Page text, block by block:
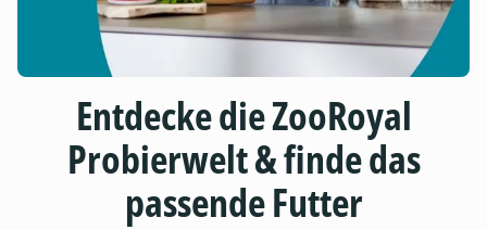
Entdecke die ZooRoyal
Probierwelt & finde das
passende Futter